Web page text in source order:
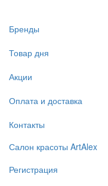
Бренды
Товар дня
Акции
Оплата и доставка
Контакты
Салон красоты ArtAlex
Регистрация